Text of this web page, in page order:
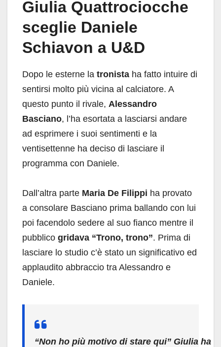
Giulia Quattrociocche
sceglie Daniele
Schiavon a U&D
Dopo le esterne la tronista ha fatto intuire di
sentirsi molto più vicina al calciatore. A
questo punto il rivale, Alessandro
Basciano, l’ha esortata a lasciarsi andare
ad esprimere i suoi sentimenti e la
ventisettenne ha deciso di lasciare il
programma con Daniele.
Dall’altra parte Maria De Filippi ha provato
a consolare Basciano prima ballando con lui
poi facendolo sedere al suo fianco mentre il
pubblico gridava “Trono, trono”. Prima di
lasciare lo studio c’è stato un significativo ed
applaudito abbraccio tra Alessandro e
Daniele.
“Non ho più motivo di stare qui” Giulia ha